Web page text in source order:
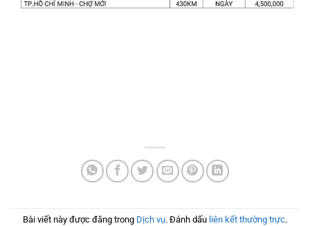
Bài viết này được đăng trong Dịch vụ. Đánh dấu liên kết thường trực.